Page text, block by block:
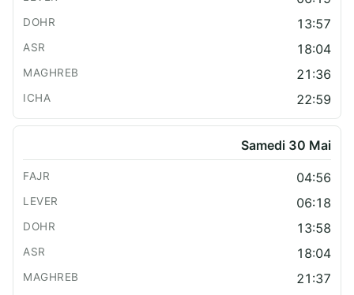
13:57
18:04
21:36
22:59
Samedi 30 Mai
04:56
06:18
13:58
18:04
21:37